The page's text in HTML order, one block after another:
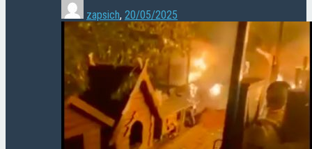
zapsich, 20/05/2025